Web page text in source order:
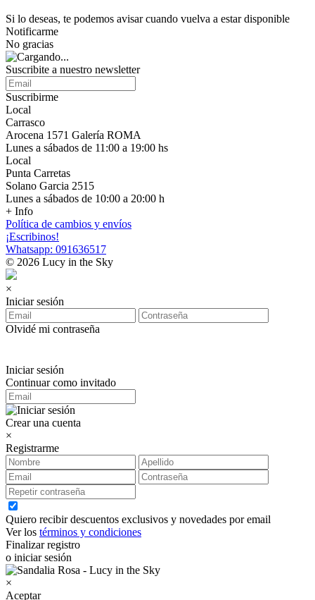
Si lo deseas, te podemos avisar cuando vuelva a estar disponible
Notificarme
No gracias
Suscribite a nuestro newsletter
Suscribirme
Local
Carrasco
Arocena 1571 Galería ROMA
Lunes a sábados de 11:00 a 19:00 hs
Local
Punta Carretas
Solano Garcia 2515
Lunes a sábados de 10:00 a 20:00 h
+ Info
Política de cambios y envíos
¡Escribinos!
Whatsapp: 091636517
© 2026 Lucy in the Sky
×
Iniciar sesión
Olvidé mi contraseña
Iniciar sesión
Continuar como invitado
Crear una cuenta
×
Registrarme
Quiero recibir descuentos exclusivos y novedades por email
Ver los términos y condiciones
Finalizar registro
o iniciar sesión
×
Aceptar